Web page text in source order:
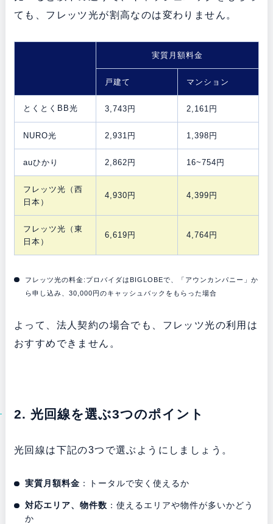
ても、フレッツ光が割高なのは変わりません。
実質月額料金
戸建て マンション
とくとくBB光 3,743円 2,161円
NURO光 2,931円 1,398円
auひかり 2,862円 16~754円
フレッツ光（西
日本）
4,930円 4,399円
フレッツ光（東
日本）
6,619円 4,764円
フレッツ光の料金:プロバイダはBIGLOBEで、
「アウンカンパニー」か
ら申し込み、30,000円のキャッシュバックをもらった場合
よって、法人契約の場合でも、フレッツ光の利用は
おすすめできません。
2. 光回線を選ぶ3つのポイント
光回線は下記の3つで選ぶようにしましょう。
実質月額料金 ：トータルで安く使えるか
対応エリア、物件数 ：使えるエリアや物件が多いかどう
か